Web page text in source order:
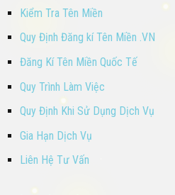
Kiểm Tra Tên Miền
Quy Định Đăng kí Tên Miền .VN
Đăng Kí Tên Miền Quốc Tế
Quy Trình Làm Việc
Quy Định Khi Sử Dụng Dịch Vụ
Gia Hạn Dịch Vụ
Liên Hệ Tư Vấn